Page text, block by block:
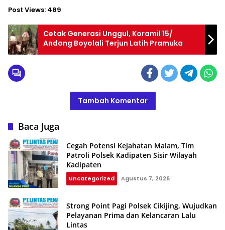
Post Views: 489
Cetak Generasi Unggul, Koramil 15/
Andong Boyolali Terjun Latih Pramuka
Tambah Komentar
Baca Juga
Cegah Potensi Kejahatan Malam, Tim
Patroli Polsek Kadipaten Sisir Wilayah
Kadipaten
Uncategorized Agustus 7, 2026
Strong Point Pagi Polsek Cikijing, Wujudkan
Pelayanan Prima dan Kelancaran Lalu
Lintas